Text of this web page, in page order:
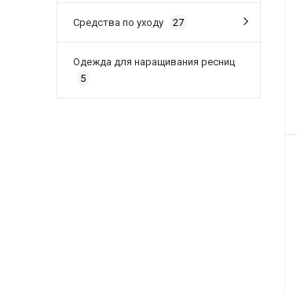
Средства по уходу 27
Одежда для наращивания ресниц
5